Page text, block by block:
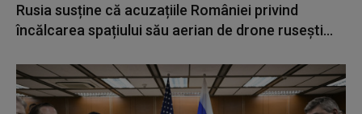
Rusia susține că acuzațiile României privind
încălcarea spațiului său aerian de drone rusești...